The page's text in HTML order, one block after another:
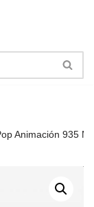
Animación 935